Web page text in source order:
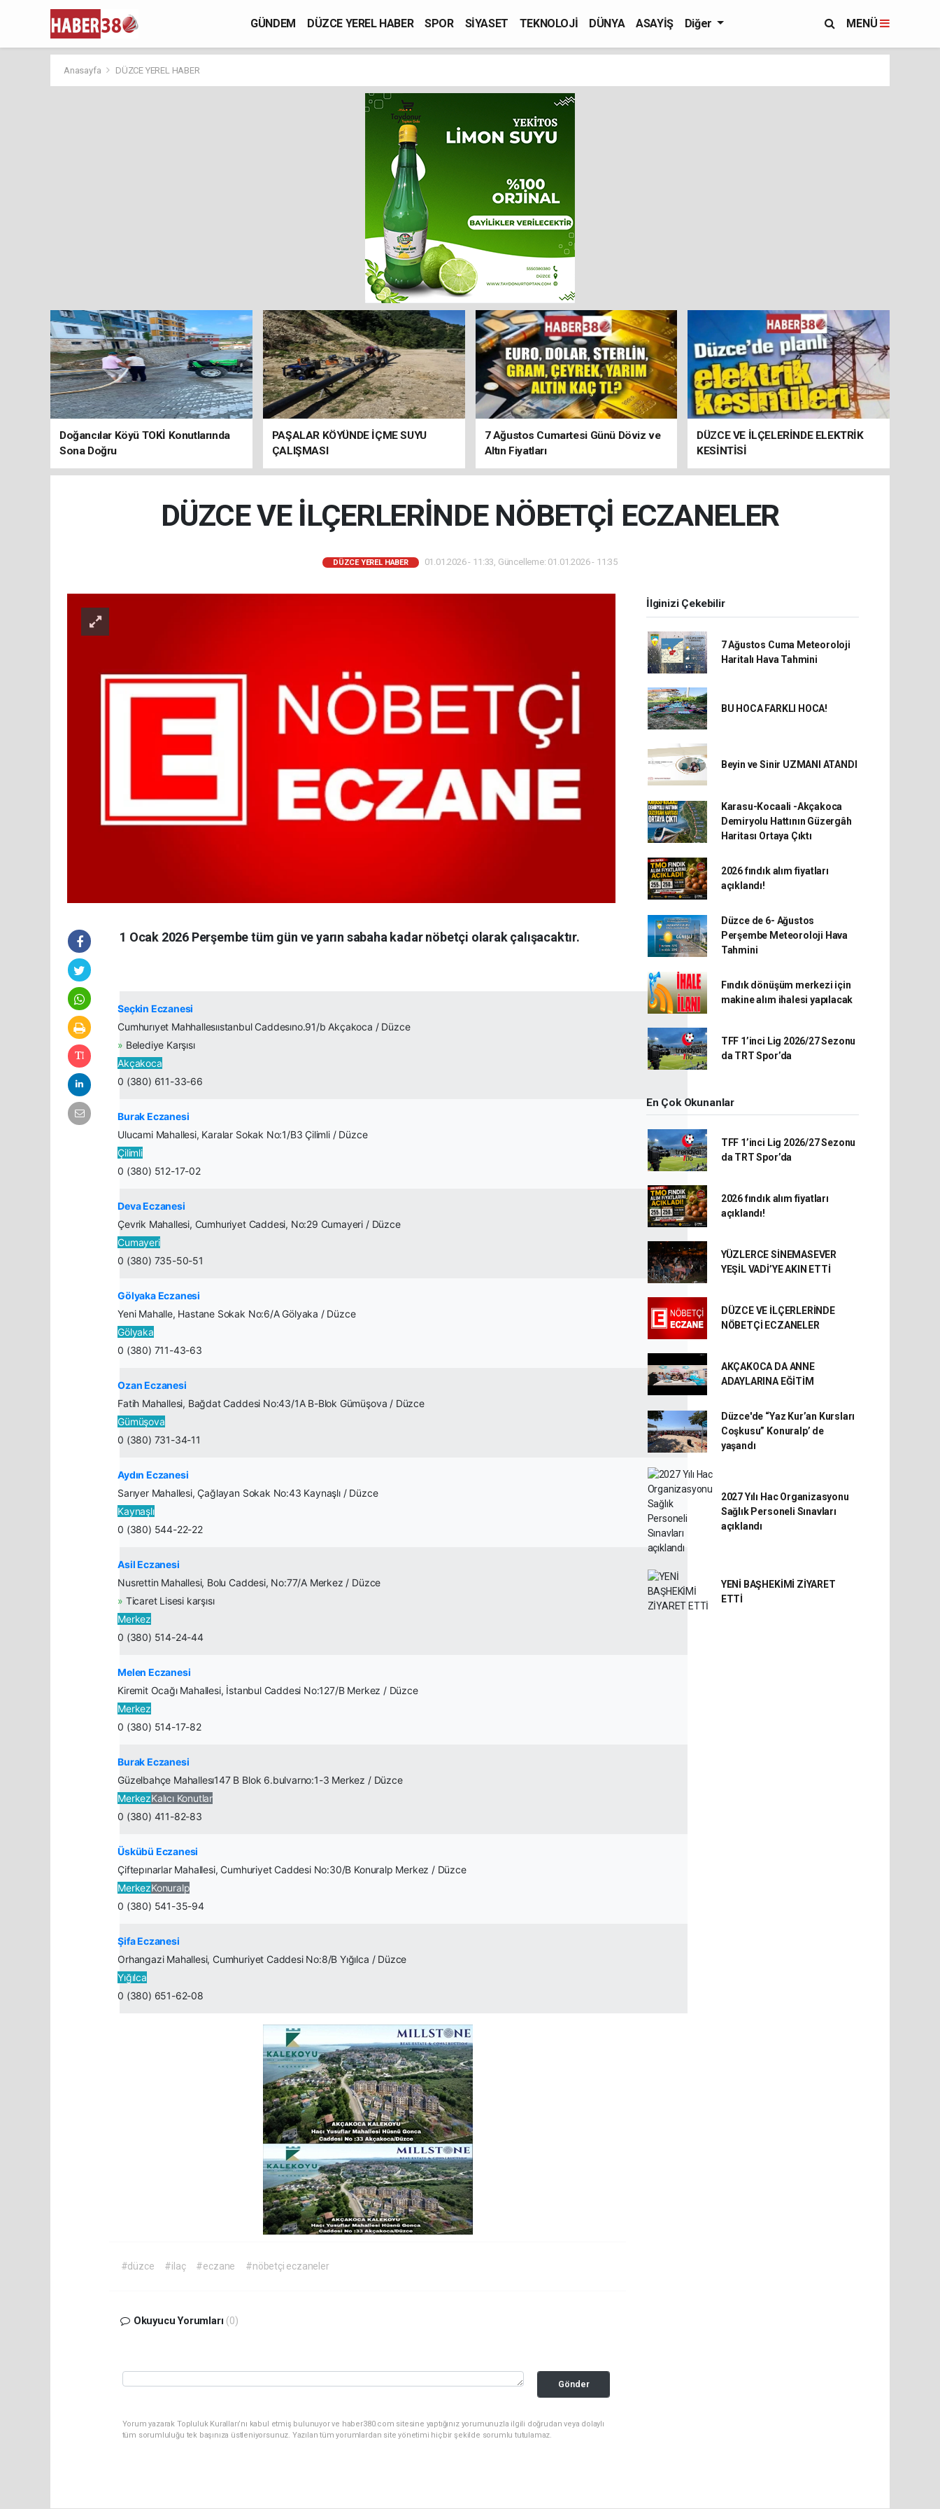
GÜNDEM DÜZCE YEREL HABER SPOR SİYASET TEKNOLOJİ DÜNYA ASAYİŞ Diğer MENÜ
Anasayfa DÜZCE YEREL HABER
Doğancılar Köyü TOKİ Konutlarında
Sona Doğru
PAŞALAR KÖYÜNDE İÇME SUYU
ÇALIŞMASI
7 Ağustos Cumartesi Günü Döviz ve
Altın Fiyatları
DÜZCE VE İLÇELERİNDE ELEKTRİK
KESİNTİSİ
DÜZCE VE İLÇERLERİNDE NÖBETÇİ ECZANELER
DÜZCE YEREL HABER 01.01.2026 - 11:33, Güncelleme: 01.01.2026 - 11:35
1 Ocak 2026 Perşembe tüm gün ve yarın sabaha kadar nöbetçi olarak çalışacaktır.
Seçkin Eczanesi
Cumhurıyet Mahhallesııstanbul Caddesıno.91/b Akçakoca / Düzce
» Belediye Karşısı
Akçakoca
0 (380) 611-33-66
Burak Eczanesi
Ulucami Mahallesi, Karalar Sokak No:1/B3 Çilimli / Düzce
Çilimli
0 (380) 512-17-02
Deva Eczanesi
Çevrik Mahallesi, Cumhuriyet Caddesi, No:29 Cumayeri / Düzce
Cumayeri
0 (380) 735-50-51
Gölyaka Eczanesi
Yeni Mahalle, Hastane Sokak No:6/A Gölyaka / Düzce
Gölyaka
0 (380) 711-43-63
Ozan Eczanesi
Fatih Mahallesi, Bağdat Caddesi No:43/1A B-Blok Gümüşova / Düzce
Gümüşova
0 (380) 731-34-11
Aydın Eczanesi
Sarıyer Mahallesi, Çağlayan Sokak No:43 Kaynaşlı / Düzce
Kaynaşlı
0 (380) 544-22-22
Asil Eczanesi
Nusrettin Mahallesi, Bolu Caddesi, No:77/A Merkez / Düzce
» Ticaret Lisesi karşısı
Merkez
0 (380) 514-24-44
Melen Eczanesi
Kiremit Ocağı Mahallesi, İstanbul Caddesi No:127/B Merkez / Düzce
Merkez
0 (380) 514-17-82
Burak Eczanesi
Güzelbahçe Mahallesı147 B Blok 6.bulvarno:1-3 Merkez / Düzce
MerkezKalıcı Konutlar
0 (380) 411-82-83
Üskübü Eczanesi
Çiftepınarlar Mahallesi, Cumhuriyet Caddesi No:30/B Konuralp Merkez / Düzce
MerkezKonuralp
0 (380) 541-35-94
Şifa Eczanesi
Orhangazi Mahallesi, Cumhuriyet Caddesi No:8/B Yığılca / Düzce
Yığılca
0 (380) 651-62-08
#düzce #ilaç #eczane #nöbetçi eczaneler
Okuyucu Yorumları (0)
Gönder
Yorum yazarak Topluluk Kuralları’nı kabul etmiş bulunuyor ve haber380.com sitesine yaptığınız yorumunuzla ilgili doğrudan veya dolaylı
tüm sorumluluğu tek başınıza üstleniyorsunuz. Yazılan tüm yorumlardan site yönetimi hiçbir şekilde sorumlu tutulamaz.
İlginizi Çekebilir
7 Ağustos Cuma Meteoroloji
Haritalı Hava Tahmini
BU HOCA FARKLI HOCA!
Beyin ve Sinir UZMANI ATANDI
Karasu-Kocaali -Akçakoca
Demiryolu Hattının Güzergâh
Haritası Ortaya Çıktı
2026 fındık alım fiyatları
açıklandı!
Düzce de 6- Ağustos
Perşembe Meteoroloji Hava
Tahmini
Fındık dönüşüm merkezi için
makine alım ihalesi yapılacak
TFF 1’inci Lig 2026/27 Sezonu
da TRT Spor’da
En Çok Okunanlar
TFF 1’inci Lig 2026/27 Sezonu
da TRT Spor’da
2026 fındık alım fiyatları
açıklandı!
YÜZLERCE SİNEMASEVER
YEŞİL VADİ’YE AKIN ETTİ
DÜZCE VE İLÇERLERİNDE
NÖBETÇİ ECZANELER
AKÇAKOCA DA ANNE
ADAYLARINA EĞİTİM
Düzce'de “Yaz Kur’an Kursları
Coşkusu” Konuralp’ de
yaşandı
2027 Yılı Hac Organizasyonu
Sağlık Personeli Sınavları
açıklandı
YENİ BAŞHEKİMİ ZİYARET
ETTİ